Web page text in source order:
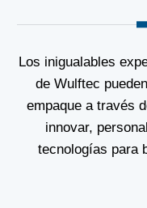
Los inigualables
de Wulftec
empaque a través
innovar,
tecnologías para